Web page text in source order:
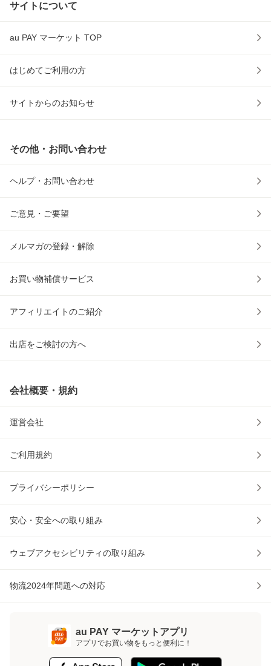
サイトについて
au PAY マーケット TOP
はじめてご利用の方
サイトからのお知らせ
その他・お問い合わせ
ヘルプ・お問い合わせ
ご意見・ご要望
メルマガの登録・解除
お買い物補償サービス
アフィリエイトのご紹介
出店をご検討の方へ
会社概要・規約
運営会社
ご利用規約
プライバシーポリシー
安心・安全への取り組み
ウェブアクセシビリティの取り組み
物流2024年問題への対応
au PAY マーケットアプリ
アプリでお買い物をもっと便利に！